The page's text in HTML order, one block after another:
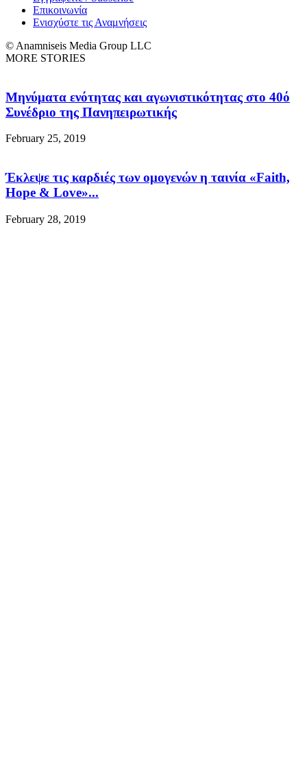
Επικοινωνία
Ενισχύστε τις Αναμνήσεις
© Anamniseis Media Group LLC
MORE STORIES
Μηνύματα ενότητας και αγωνιστικότητας στο 40ό
Συνέδριο της Πανηπειρωτικής
February 25, 2019
Έκλεψε τις καρδιές των ομογενών η ταινία «Faith,
Hope & Love»...
February 28, 2019